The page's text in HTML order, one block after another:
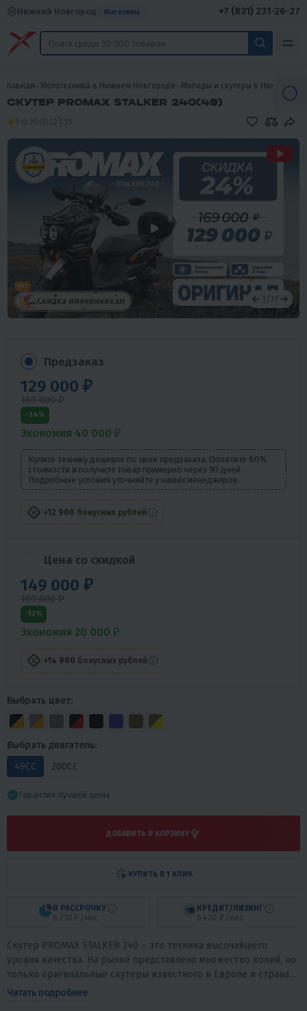
Нижний Новгород Магазины +7 (831) 231-26-27
Главная Мототехника в Нижнем Новгороде Мопеды и скутеры в Нижнем
СКУТЕР PROMAX STALKER 240(49)
5
ХИТ
Скидка именинникам /
Гарантия лучшей цены
Предзаказ
129 000 ₽
169 000 ₽
-24%
Экономия 40 000 ₽
Купите технику дешевле по цене предзаказа. Оплатите 80%
стоимости и получите товар примерно через 90 дней.
Подробные условия уточняйте у наших менеджеров.
+12 900 бонусных рублей
Цена со скидкой
149 000 ₽
169 000 ₽
-12%
Экономия 20 000 ₽
+14 900 бонусных рублей
Выбрать цвет:
Выбрать двигатель:
49СС
200СС
ДОБАВИТЬ В КОРЗИНУ
В РАССРОЧКУ
6 210 ₽/мес
КРЕДИТ/ЛИЗИНГ
6 420 ₽/мес
КУПИТЬ В 1 КЛИК
Скутер PROMAX STALKER 240 – это техника высочайшего
уровня качества. На рынке представлено множество копий, но
только оригинальные скутеры известного в Европе и странах
Азии тайваньского бренда...
Читать подробнее